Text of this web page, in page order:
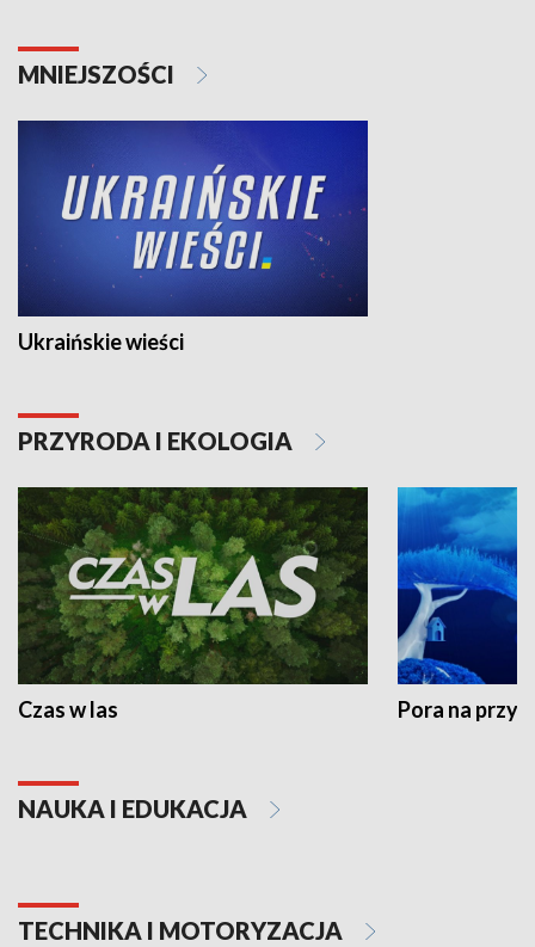
MNIEJSZOŚCI
Ukraińskie wieści
PRZYRODA I EKOLOGIA
Czas w las Pora na
NAUKA I EDUKACJA
TECHNIKA I MOTORYZACJA